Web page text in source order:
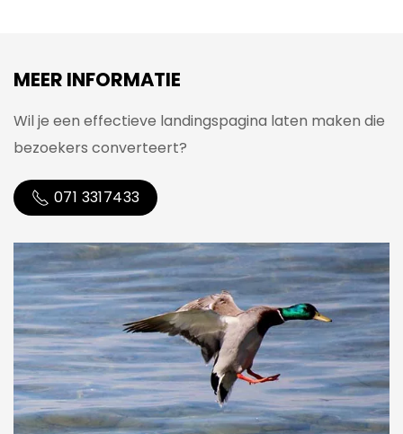
MEER INFORMATIE
Wil je een effectieve landingspagina laten maken die
bezoekers converteert?
071 3317433